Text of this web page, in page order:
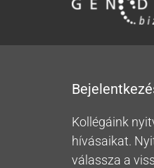
Kollégáink
hívásaikat.
válassza a